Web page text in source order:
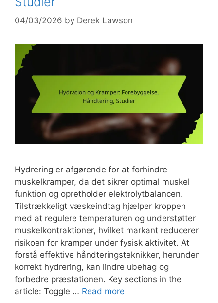
04/03/2026 by Derek Lawson
Hydrering er afgørende for at forhindre
muskelkramper, da det sikrer optimal muskel
funktion og opretholder elektrolytbalancen.
Tilstrækkeligt væskeindtag hjælper kroppen
med at regulere temperaturen og understøtter
muskelkontraktioner, hvilket markant reducerer
risikoen for kramper under fysisk aktivitet. At
forstå effektive håndteringsteknikker, herunder
korrekt hydrering, kan lindre ubehag og
forbedre præstationen. Key sections in the
article: Toggle … Read more